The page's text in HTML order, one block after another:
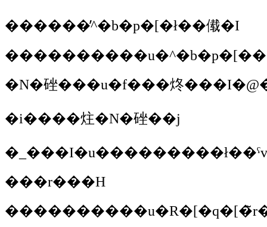
������̓^�b�p�[�ł��傤�I
���������
�N�䂳��
�i����炷�N�䂳��j
�_���I�u���������ł��ˁv
���r���H
���������